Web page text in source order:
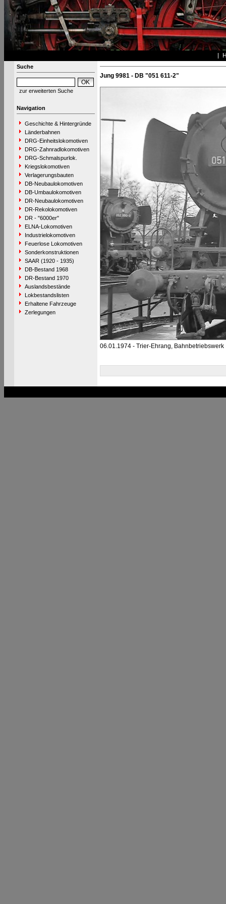
Suche
zur erweiterten Suche
Navigation
Geschichte & Hintergründe
Länderbahnen
DRG-Einheitslokomotiven
DRG-Zahnradlokomotiven
DRG-Schmalspurlok.
Kriegslokomotiven
Verlagerungsbauten
DB-Neubaulokomotiven
DB-Umbaulokomotiven
DR-Neubaulokomotiven
DR-Rekolokomotiven
DR - "6000er"
ELNA-Lokomotiven
Industrielokomotiven
Feuerlose Lokomotiven
Sonderkonstruktionen
SAAR (1920 - 1935)
DB-Bestand 1968
DR-Bestand 1970
Auslandsbestände
Lokbestandslisten
Erhaltene Fahrzeuge
Zerlegungen
Jung 9981 - DB "051 611-2"
06.01.1974 - Trier-Ehrang, Bahnbetriebswerk